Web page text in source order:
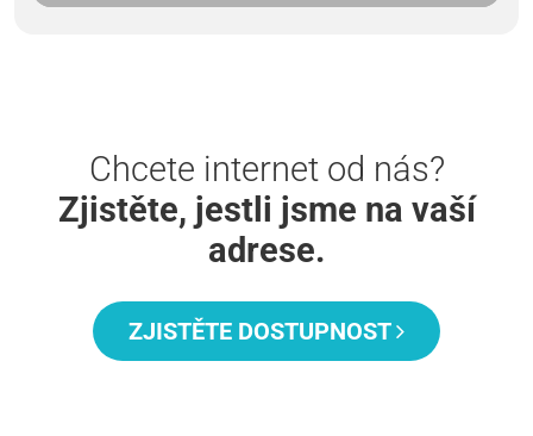
Chcete internet od nás?
Zjistěte, jestli jsme na vaší
adrese.
ZJISTĚTE DOSTUPNOST